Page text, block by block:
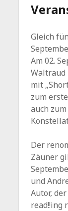
Gleich
Am 02.
Waltraud
mit
zum
auch
Der
Zäuner
und
Autor,
read!!ing